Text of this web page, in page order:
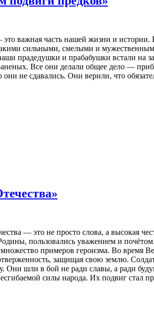
важная часть нашей жизни и истории.
сильными, смелыми и
прадедушки и прабабушки встали на
Все они делали общее дело —
не сдавались. Они верили, что
— это не просто слова, а высокая
пользовались уважением и
примеров героизма. Во время
защищая свою землю.
Они шли в бой не ради славы, а ради
силы народа. Их подвиг стал